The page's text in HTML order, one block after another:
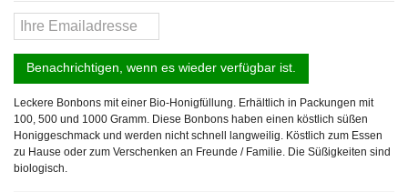
Benachrichtigen, wenn es wieder verfügbar ist.
Leckere Bonbons mit einer Bio-Honigfüllung. Erhältlich in Packungen mit
100, 500 und 1000 Gramm. Diese Bonbons haben einen köstlich süßen
Honiggeschmack und werden nicht schnell langweilig. Köstlich zum Essen
zu Hause oder zum Verschenken an Freunde / Familie. Die Süßigkeiten sind
biologisch.